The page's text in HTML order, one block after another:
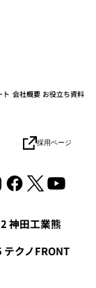
次世代ロボ
ート
神田工業熊
クノFRONT
ト 会社概要 お役立ち資料
採用ページ